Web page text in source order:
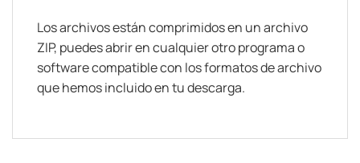
Los archivos están comprimidos en un archivo
ZIP, puedes abrir en cualquier otro programa o
software compatible con los formatos de archivo
que hemos incluido en tu descarga.